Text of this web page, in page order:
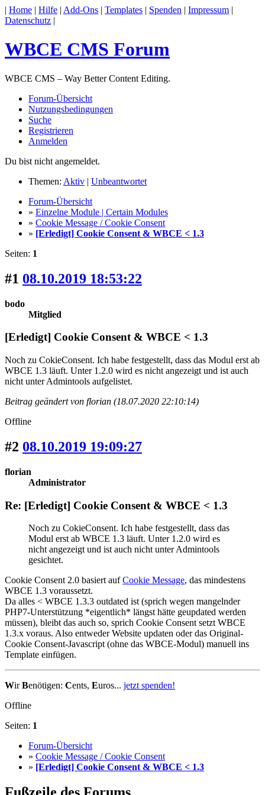
| Home | Hilfe | Add-Ons | Templates | Spenden | Impressum |
Datenschutz |
WBCE CMS Forum
WBCE CMS – Way Better Content Editing.
Forum-Übersicht
Nutzungsbedingungen
Suche
Registrieren
Anmelden
Du bist nicht angemeldet.
Themen: Aktiv | Unbeantwortet
Forum-Übersicht
» Einzelne Module | Certain Modules
» Cookie Message / Cookie Consent
» [Erledigt] Cookie Consent & WBCE < 1.3
Seiten: 1
#1 08.10.2019 18:53:22
bodo
Mitglied
[Erledigt] Cookie Consent & WBCE < 1.3
Noch zu CokieConsent. Ich habe festgestellt, dass das Modul erst ab
WBCE 1.3 läuft. Unter 1.2.0 wird es nicht angezeigt und ist auch
nicht unter Admintools aufgelistet.
Beitrag geändert von florian (18.07.2020 22:10:14)
Offline
#2 08.10.2019 19:09:27
florian
Administrator
Re: [Erledigt] Cookie Consent & WBCE < 1.3
Noch zu CokieConsent. Ich habe festgestellt, dass das
Modul erst ab WBCE 1.3 läuft. Unter 1.2.0 wird es
nicht angezeigt und ist auch nicht unter Admintools
gesichtet.
Cookie Consent 2.0 basiert aufCookie Message, das mindestens
WBCE 1.3 voraussetzt.
Da alles < WBCE 1.3.3 outdated ist (sprich wegen mangelnder
PHP7-Unterstützung *eigentlich* längst hätte geupdated werden
müssen), bleibt das auch so, sprich Cookie Consent setzt WBCE
1.3.x voraus. Also entweder Website updaten oder das Original-
Cookie Consent-Javascript (ohne das WBCE-Modul) manuell ins
Template einfügen.
WirBenötigen: Cents, Euros... jetzt spenden!
Offline
Seiten: 1
Forum-Übersicht
» Cookie Message / Cookie Consent
» [Erledigt] Cookie Consent & WBCE < 1.3